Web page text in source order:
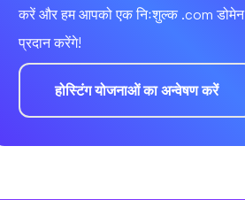
करें और हम आपको एक निःशुल्क .com डोमेन
प्रदान करेंगे!
होस्टिंग योजनाओं का अन्वेषण करें